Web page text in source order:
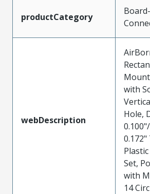
productCategory
webDescription
with
Hole,
Set,
with
14